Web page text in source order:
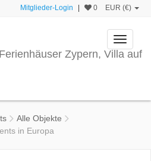
Mitglieder-Login 0 EUR (€)
Toggle
Alle Objekte
in Europa